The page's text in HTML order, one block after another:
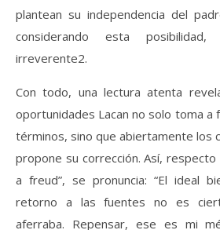
plantean su independencia del
considerando esta
irreverente2.
Con todo, una lectura atenta
oportunidades Lacan no solo toma a
términos, sino que abiertamente los
propone su corrección. Así,
a freud”, se pronuncia: “El ideal
retorno a las fuentes no es
aferraba. Repensar, ese es mi